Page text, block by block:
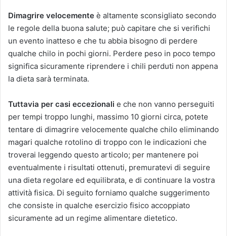
Dimagrire velocemente è altamente sconsigliato secondo
le regole della buona salute; può capitare che si verifichi
un evento inatteso e che tu abbia bisogno di perdere
qualche chilo in pochi giorni. Perdere peso in poco tempo
significa sicuramente riprendere i chili perduti non appena
la dieta sarà terminata.
Tuttavia per casi eccezionali e che non vanno perseguiti
per tempi troppo lunghi, massimo 10 giorni circa, potete
tentare di dimagrire velocemente qualche chilo eliminando
magari qualche rotolino di troppo con le indicazioni che
troverai leggendo questo articolo; per mantenere poi
eventualmente i risultati ottenuti, premuratevi di seguire
una dieta regolare ed equilibrata, e di continuare la vostra
attività fisica. Di seguito forniamo qualche suggerimento
che consiste in qualche esercizio fisico accoppiato
sicuramente ad un regime alimentare dietetico.